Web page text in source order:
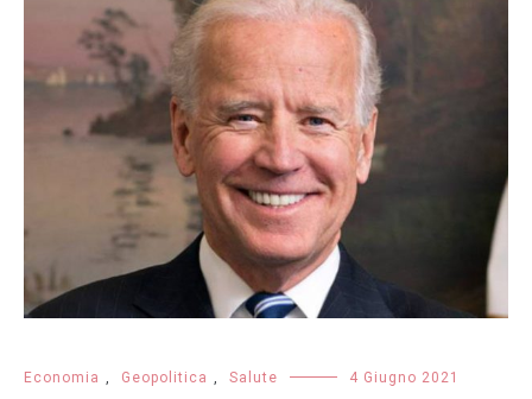
Economia , Geopolitica , Salute 4 Giugno 2021